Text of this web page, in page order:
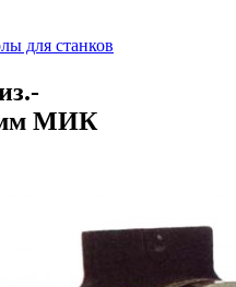
для станков
МИК